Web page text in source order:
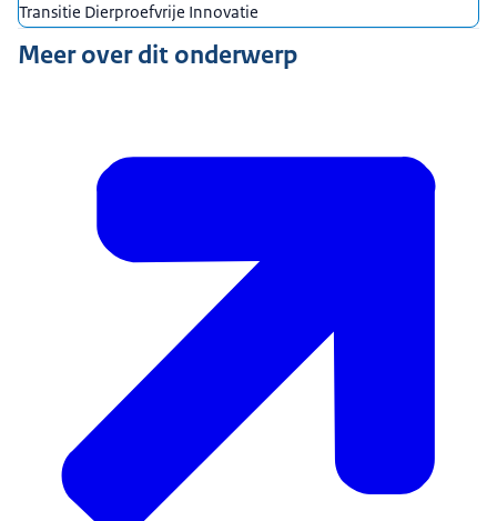
Transitie Dierproefvrije Innovatie
Meer over dit onderwerp